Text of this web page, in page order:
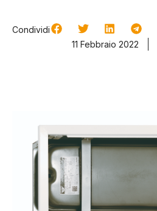
Condividi
11 Febbraio 2022